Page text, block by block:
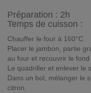
Préparation : 2h
Temps de cuisson :
Chauffer le four à 160°C.
Placer le jambon, partie
au four et recouvrir le fond
Le quadriller et enlever le
Dans un bol, mélanger le
citron.